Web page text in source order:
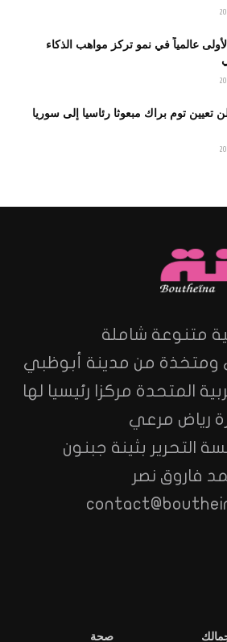
عالمياً في نمو تركز مواهب الذكاء
تعيين توم براك مبعوثا رئاسيا إلى سوريا
متنوعة شاملة
ومتخذة من مدينة أبوظبي
المتحدة مركزا رئيسيا لها
رياض مرعي
التحرير بثينة جبنون
فاروق نصر
صحة